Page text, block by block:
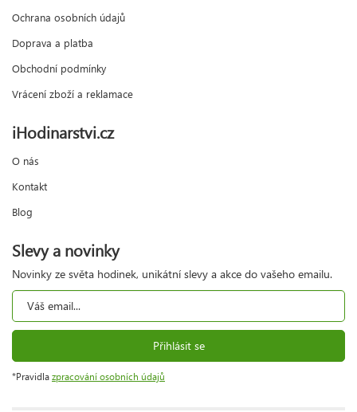
Ochrana osobních údajů
Doprava a platba
Obchodní podmínky
Vrácení zboží a reklamace
iHodinarstvi.cz
O nás
Kontakt
Blog
Slevy a novinky
Novinky ze světa hodinek, unikátní slevy a akce do vašeho emailu.
Přihlásit se
*Pravidla zpracování osobních údajů